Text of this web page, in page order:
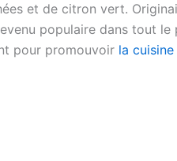
et de citron vert.
populaire dans tout le
pour promouvoir la